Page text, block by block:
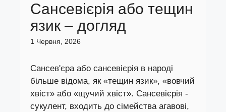
Сансевієрія або тещин
язик – догляд
1 Червня, 2026
Сансев'єра або сансевієрія в народі
більше відома, як «тещин язик», «вовчий
хвіст» або «щучий хвіст». Сансевієрія -
сукулент, входить до сімейства агавові,